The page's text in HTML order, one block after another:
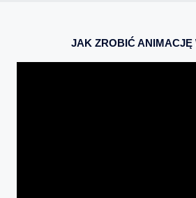
JAK ZROBIĆ ANIMACJĘ